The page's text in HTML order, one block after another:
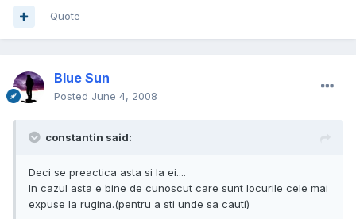
Quote
Blue Sun
Posted June 4, 2008
constantin said:
Deci se preactica asta si la ei....
In cazul asta e bine de cunoscut care sunt locurile cele mai
expuse la rugina.(pentru a sti unde sa cauti)